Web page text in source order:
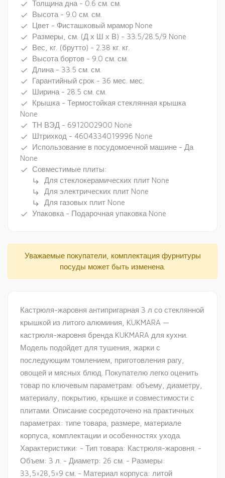
done Толщина дна - 0.6 см. см.
done Высота - 9.0 см. см.
done Цвет - Фисташковый мрамор None
done Размеры, см. (Д х Ш х В) - 33.5/28.5/9 None
done Вес, кг. (брутто) - 2.38 кг. кг.
done Высота бортов - 9.0 см. см.
done Длина - 33.5 см. см.
done Гарантийный срок - 36 мес. мес.
done Ширина - 28.5 см. см.
done
Крышка - Термостойкая стеклянная крышка
None
done ТН ВЭД - 6912002900 None
done Штрихкод - 4604334019996 None
done
Использование в посудомоечной машине - Да
None
done Совместимые плиты:
subdirectory_arrow_right Для стеклокерамических плит None
subdirectory_arrow_right Для электрических плит None
subdirectory_arrow_right Для газовых плит None
done Упаковка - Подарочная упаковка None
Уважаемые покупатели, комплектация фурнитуры
посуды может быть изменена.
Кастрюля-жаровня антипригарная 3 л со стеклянной
крышкой из литого алюминия, KUKMARA —
кастрюля-жаровня бренда KUKMARA для кухни.
Модель подойдет для тушения, жарки с
последующим томлением, приготовления рагу,
овощей и мясных блюд. Покупателю легко оценить
товар по ключевым параметрам: объему, диаметру,
материалу, покрытию, крышке и совместимости с
плитами. Описание сосредоточено на практичных
параметрах: типе товара, размере, материале
корпуса, комплектации и особенностях ухода.
Характеристики: - Тип товара: Кастрюля-жаровня. -
Объем: 3 л. - Диаметр: 26 см. - Размеры:
33,5×28,5×9 см. - Материал корпуса: литой